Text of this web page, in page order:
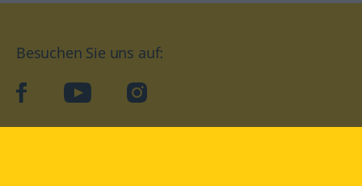
Besuchen Sie uns auf:
facebookYouTube Instagram